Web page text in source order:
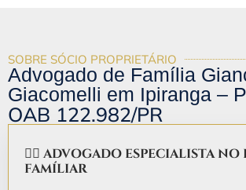
SOBRE SÓCIO PROPRIETÁRIO
Advogado de Família
Giacomelli em Ipiranga –
OAB 122.982/PR
👨‍⚖️ ADVOGADO ESPECIALISTA
FAMÍLIAR